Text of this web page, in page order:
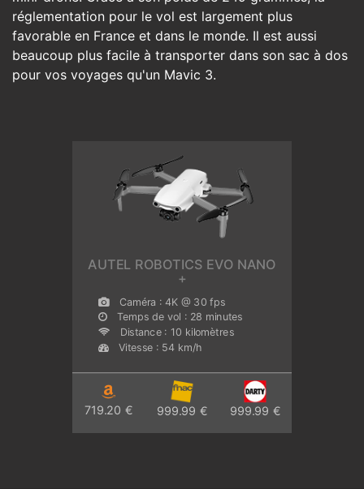
réglementation pour le vol est largement plus
favorable en France et dans le monde. Il est aussi
beaucoup plus facile à transporter dans son sac à dos
pour vos voyages qu'un Mavic 3.
AUTEL ROBOTICS EVO NANO
+
Caméra : 4K @ 30 fps
Temps de vol : 28 minutes
Distance : 10 kilomètres
Vitesse : 54 km/h
719.20 € 999.99 € 999.99 €